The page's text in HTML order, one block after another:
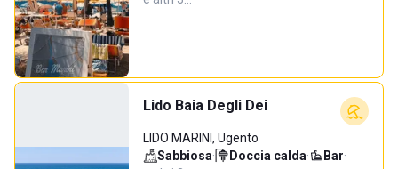
Lido Baia Degli Dei
LIDO MARINI, Ugento
Sabbiosa· Doccia calda· Bar·